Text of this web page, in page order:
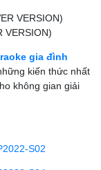
VERSION)
gia đình
kiến thức nhất
không gian giải
S02